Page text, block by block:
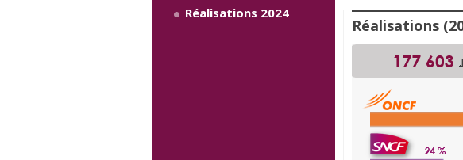
Réalisations 2024
Réalisations